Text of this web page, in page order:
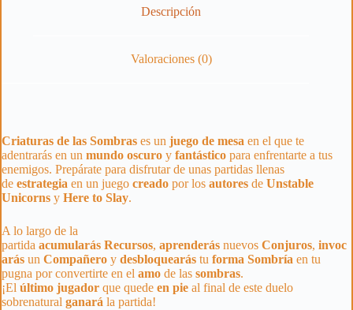
Descripción
Valoraciones (0)
Criaturas de las Sombras es un juego de mesa en el que te
adentrarás en un mundo oscuro y fantástico para enfrentarte a tus
enemigos. Prepárate para disfrutar de unas partidas llenas
de estrategia en un juego creado por los autores de Unstable
Unicorns y Here to Slay.
A lo largo de la
partida acumularás Recursos, aprenderás nuevos Conjuros, invoc
arás un Compañero y desbloquearás tu forma Sombría en tu
pugna por convertirte en el amo de las sombras.
¡El último jugador que quede en pie al final de este duelo
sobrenatural ganará la partida!